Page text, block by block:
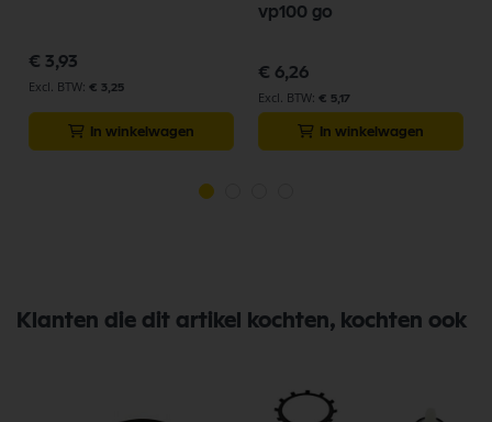
€ 3,93
€ 3,25
In winkelwagen
vp100 go
€ 6,26
€ 5,17
In winkelwagen
Klanten die dit artikel kochten, kochten ook